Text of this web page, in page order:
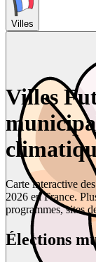
Villes
Villes
Carte interactive
2026 en France.
programmes, sites
Élections